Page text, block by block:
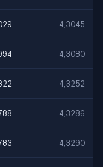
4,3045
4,3080
4,3252
4,3286
4,3290